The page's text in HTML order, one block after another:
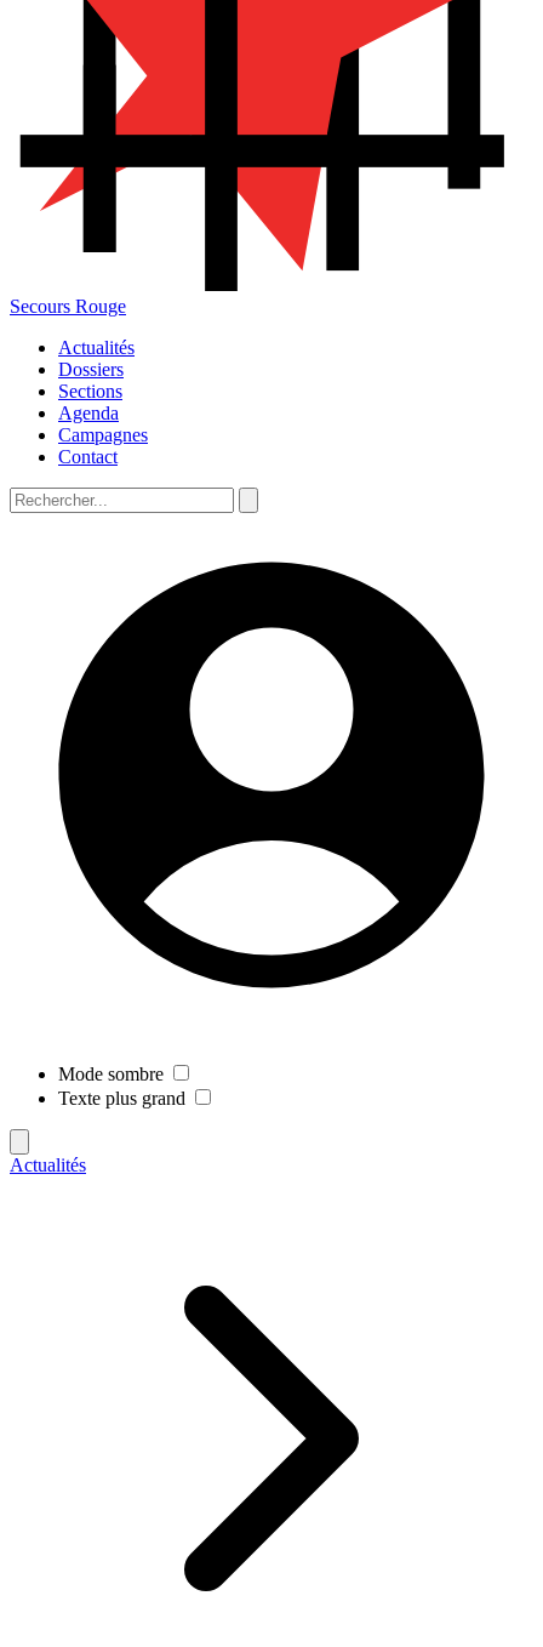
Secours Rouge
Actualités
Dossiers
Sections
Agenda
Campagnes
Contact
Mode sombre
Texte plus grand
Actualités